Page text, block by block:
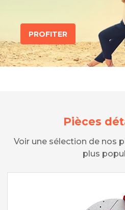
PROFITER
Pièces
Voir une sélection de nos
plus